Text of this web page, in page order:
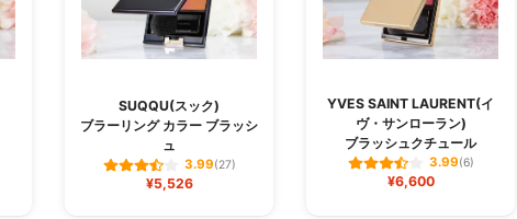
SUQQU(スック)
ブラーリング カラー ブラッシ
ュ
3.99(27)
¥5,526
YVES SAINT LAURENT(イ
ヴ・サンローラン)
ブラッシュクチュール
3.99(6)
¥6,600